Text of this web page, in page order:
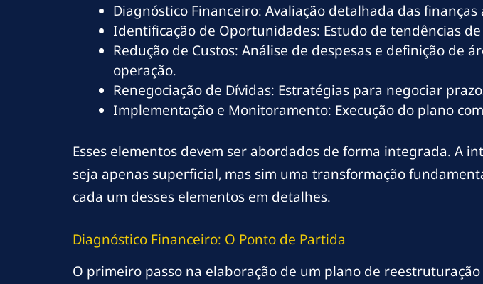
Diagnóstico Financeiro: Avaliação detalhada das
Identificação de Oportunidades: Estudo de tendências
Redução de Custos: Análise de despesas e definição de
operação.
Renegociação de Dívidas: Estratégias para negociar
Implementação e Monitoramento: Execução do plano
Esses elementos devem ser abordados de forma integrada. A
seja apenas superficial, mas sim uma transformação
cada um desses elementos em detalhes.
Diagnóstico Financeiro: O Ponto de Partida
O primeiro passo na elaboração de um plano de